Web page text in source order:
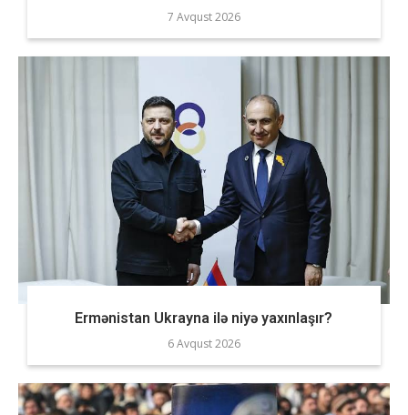
7 Avqust 2026
Ermənistan Ukrayna ilə niyə yaxınlaşır?
6 Avqust 2026